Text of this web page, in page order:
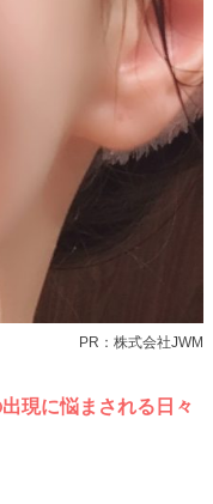
PR：株式会社JWM
現に悩まされる日々